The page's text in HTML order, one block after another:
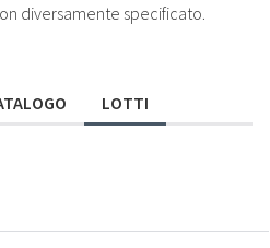
diversamente specificato.
LOTTI